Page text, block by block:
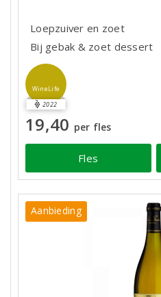
Loepzuiver en zoet
Bij gebak & zoet dessert
WineLife
2022
19,40 per fles
Fles
Aanbieding